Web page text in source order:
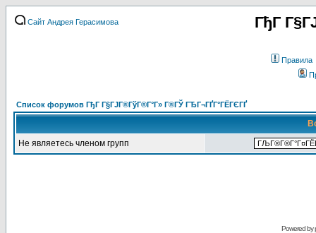
Сайт Андрея Герасимова ГђГ
Правила
Список форумов ГђГ Г§ГЈГ®ГўГ®Г°Г» Г®ГЎ ГЂГ¬ГҐГ°ГЁГЄГҐ
Не являетесь членом групп
Powered by